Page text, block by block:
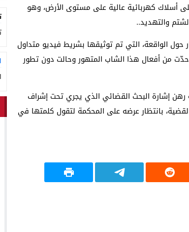
أسلاك كهربائية عالية على مستوى الأرض، وهو
والتهديد..
الواقعة، التي تم توثيقها بشريط فيديو متداول
من أفعال هذا الشاب المتهور وحالت دون تطور
رهن إشارة البحث القضائي الذي يجري تحت إشراف
بانتظار عرضه على المحكمة لتقول كلمتها في